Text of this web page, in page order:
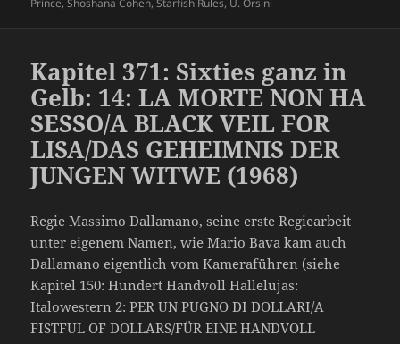
Prince,Shoshana Cohen,Starfish Rules, U. Orsini
Kapitel 371: Sixties ganz in
Gelb: 14: LA MORTE NON HA
SESSO/A BLACK VEIL FOR
LISA/DAS GEHEIMNIS DER
JUNGEN WITWE (1968)
Regie Massimo Dallamano, seine erste Regiearbeit
unter eigenem Namen, wie Mario Bava kam auch
Dallamano eigentlich vom Kameraführen (siehe
Kapitel 150: Hundert Handvoll Hallelujas:
Italowestern 2: PER UN PUGNO DI DOLLARI/A
FISTFUL OF DOLLARS/FÜR EINE HANDVOLL